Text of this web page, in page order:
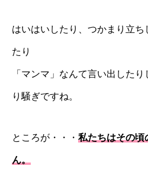
はいはいしたり、つかまり立
たり
「マンマ」なんて言い出した
り騒ぎですね。
ところが・・・ 私たちはその頃
ん。